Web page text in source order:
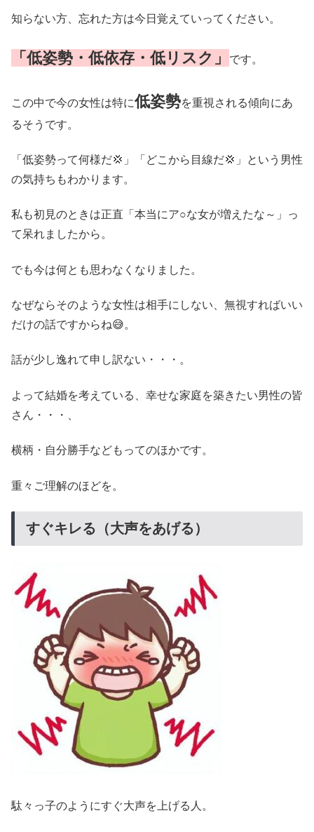
知らない方、忘れた方は今日覚えていってください。
「低姿勢・低依存・低リスク」 です。
この中で今の女性は特に低姿勢を重視される傾向にあ
るそうです。
「低姿勢って何様だ💢」「どこから目線だ💢」という男性
の気持ちもわかります。
私も初見のときは正直「本当にア○な女が増えたな～」っ
て呆れましたから。
でも今は何とも思わなくなりました。
なぜならそのような女性は相手にしない、無視すればいい
だけの話ですからね😅。
話が少し逸れて申し訳ない・・・。
よって結婚を考えている、幸せな家庭を築きたい男性の皆
さん・・・、
横柄・自分勝手などもってのほかです。
重々ご理解のほどを。
すぐキレる（大声をあげる）
駄々っ子のようにすぐ大声を上げる人。